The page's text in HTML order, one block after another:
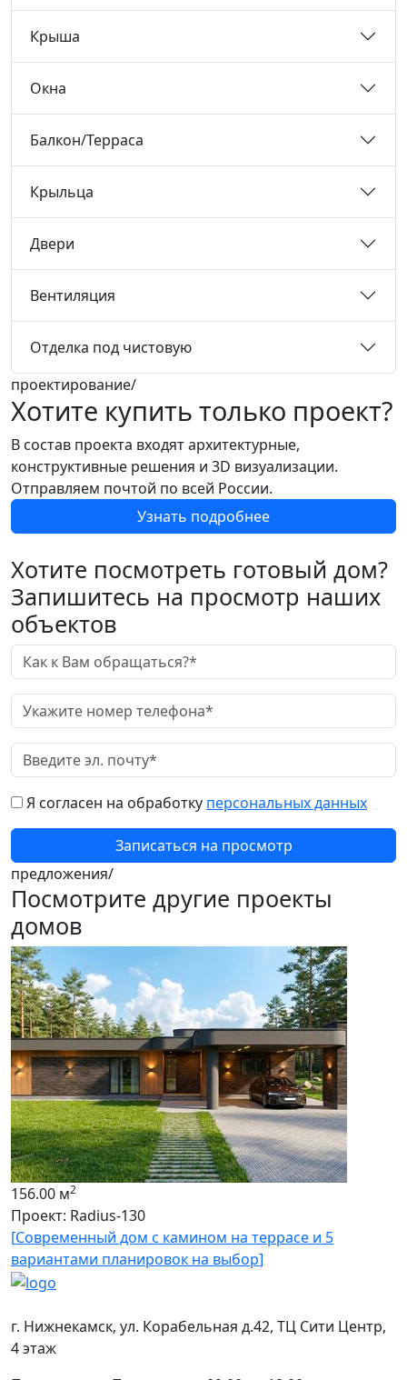
Крыша
Окна
Балкон/Терраса
Крыльца
Двери
Вентиляция
Отделка под чистовую
проектирование/
Хотите купить только проект?
В состав проекта входят архитектурные,
конструктивные решения и 3D визуализации.
Отправляем почтой по всей России.
Узнать подробнее
Хотите посмотреть готовый дом?
Запишитесь на просмотр наших
объектов
Я согласен на обработку персональных данных
Записаться на просмотр
предложения/
Посмотрите другие проекты
домов
156.00 м2
Проект: Radius-130
[Современный дом с камином на террасе и 5
вариантами планировок на выбор]
г. Нижнекамск, ул. Корабельная д.42, ТЦ Сити Центр,
4 этаж